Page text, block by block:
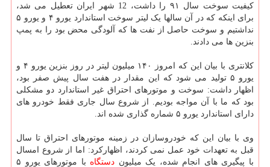
کیفیت سوخت سال ۹۱ را داشت، 12 شهر ایران تعطیل می شد،
برای اینکه که در آن سالها یک لیتر سوخت استاندارد یورو ۴ و یورو ۵
نداشتیم و سوخت حاصل از نفت ها که آلودگی محض بود را به پمپ
بنزین ها می دادند.
کلانتری با بیان این که امروز ۱۴۰ میلیون لیتر در روز بنزین یورو ۴ و
یورو ۵ تولید می شود که این مقدار در هفت سال پیش صفر بود،
اظهار داشت: سوخت و موتورهای احتراق غیر استاندارد دو مشکلی
بود که ما با آن مواجه بودیم. از شروع سال جاری فقط خودرو های
دارای استاندارد یورو ۵ شماره گذاری شده اند.
وی با بیان این که خودروسازان در زمینه موتورهای احتراق تا سال
قبل به تعهدات خود عمل نمی کردند، اظهارکرد: اما از شروع امسال
با پیگیری های انجام شده، یک میلیون دستگاه
با موتورهای یورو ۵